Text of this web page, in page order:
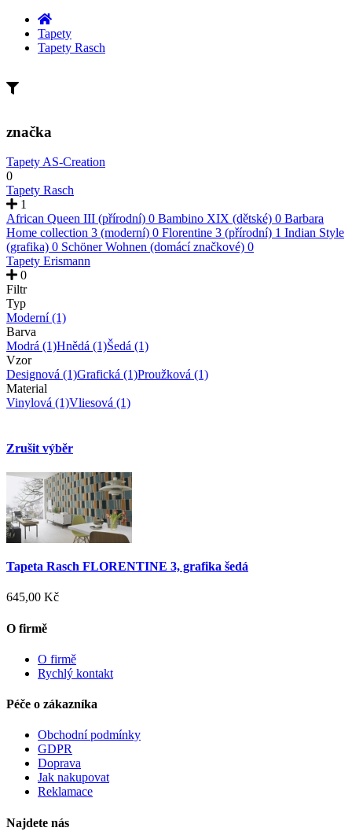
Tapety
Tapety Rasch
značka
Tapety AS-Creation
0
Tapety Rasch
1
African Queen III (přírodní) 0 Bambino XIX (dětské) 0 Barbara
Home collection 3 (moderní) 0 Florentine 3 (přírodní) 1 Indian Style
(grafika) 0 Schöner Wohnen (domácí značkové) 0
Tapety Erismann
0
Filtr
Typ
Moderní(1)
Barva
Modrá (1)Hnědá (1)Šedá (1)
Vzor
Designová (1)Grafická (1)Proužková (1)
Material
Vinylová (1)Vliesová (1)
Zrušit výběr
Tapeta Rasch FLORENTINE 3, grafika šedá
645,00 Kč
O firmě
O firmě
Rychlý kontakt
Péče o zákazníka
Obchodní podmínky
GDPR
Doprava
Jak nakupovat
Reklamace
Najdete nás